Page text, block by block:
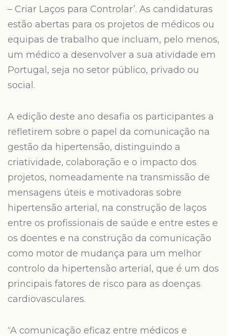
– Criar Laços para Controlar’. As candidaturas
estão abertas para os projetos de médicos ou
equipas de trabalho que incluam, pelo menos,
um médico a desenvolver a sua atividade em
Portugal, seja no setor público, privado ou
social.
A edição deste ano desafia os participantes a
refletirem sobre o papel da comunicação na
gestão da hipertensão, distinguindo a
criatividade, colaboração e o impacto dos
projetos, nomeadamente na transmissão de
mensagens úteis e motivadoras sobre
hipertensão arterial, na construção de laços
entre os profissionais de saúde e entre estes e
os doentes e na construção da comunicação
como motor de mudança para um melhor
controlo da hipertensão arterial, que é um dos
principais fatores de risco para as doenças
cardiovasculares.
“A comunicação eficaz entre médicos e